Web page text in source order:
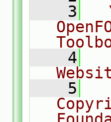
    3
    4
    5